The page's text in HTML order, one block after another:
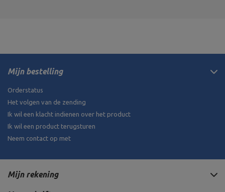
Mijn bestelling
Orderstatus
Het volgen van de zending
Ik wil een klacht indienen over het product
Ik wil een product terugsturen
Neem contact op met
Mijn rekening